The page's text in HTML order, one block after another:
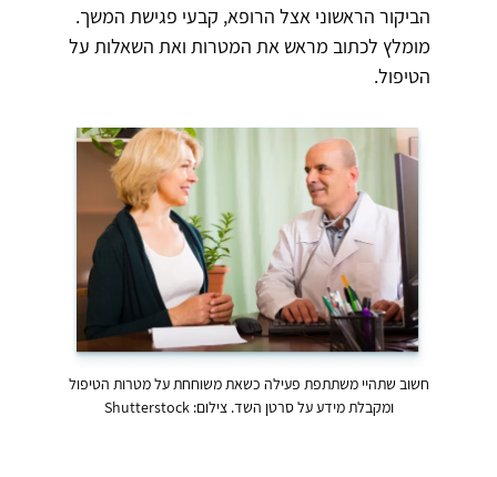
הביקור הראשוני אצל הרופא, קבעי פגישת המשך.
מומלץ לכתוב מראש את המטרות ואת השאלות על
הטיפול.
חשוב שתהיי משתתפת פעילה כשאת משוחחת על מטרות הטיפול
ומקבלת מידע על סרטן השד. צילום: Shutterstock